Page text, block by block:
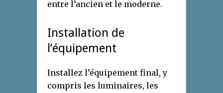
entre l’ancien et le moderne.
Installation de
l’équipement
Installez l’équipement final, y
compris les luminaires, les